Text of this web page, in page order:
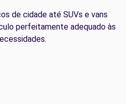
de cidade até SUVs e vans
perfeitamente adequado às